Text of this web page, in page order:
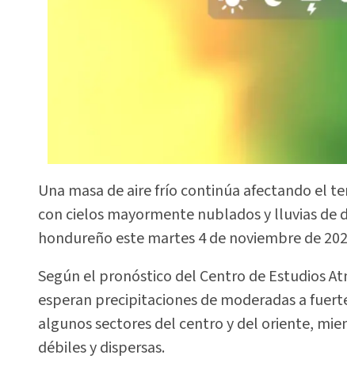
Una masa de aire frío continúa afectando el
con cielos mayormente nublados y lluvias
hondureño este martes 4 de noviembre de
Según el pronóstico del Centro de Estudios
esperan precipitaciones de moderadas a
algunos sectores del centro y del oriente,
débiles y dispersas.